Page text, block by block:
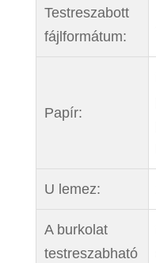
Testreszabott
fájlformátum:
Papír:
U lemez:
A burkolat
testreszabható